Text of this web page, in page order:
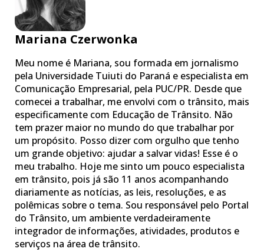
Mariana Czerwonka
Meu nome é Mariana, sou formada em jornalismo
pela Universidade Tuiuti do Paraná e especialista em
Comunicação Empresarial, pela PUC/PR. Desde que
comecei a trabalhar, me envolvi com o trânsito, mais
especificamente com Educação de Trânsito. Não
tem prazer maior no mundo do que trabalhar por
um propósito. Posso dizer com orgulho que tenho
um grande objetivo: ajudar a salvar vidas! Esse é o
meu trabalho. Hoje me sinto um pouco especialista
em trânsito, pois já são 11 anos acompanhando
diariamente as notícias, as leis, resoluções, e as
polêmicas sobre o tema. Sou responsável pelo Portal
do Trânsito, um ambiente verdadeiramente
integrador de informações, atividades, produtos e
serviços na área de trânsito.